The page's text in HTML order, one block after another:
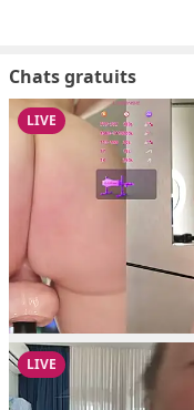
Chats gratuits